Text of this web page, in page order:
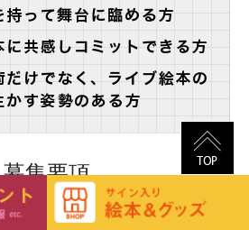
募集要項
役者（経験者 ※芝居、ダンス、